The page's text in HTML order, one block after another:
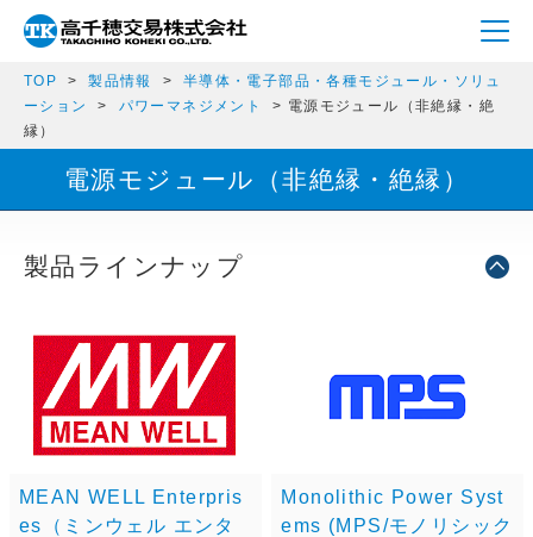
TOP 製品情報
半導体・電子部品・各種モジュール・ソリュ
ーション
パワーマネジメント
電源モジュール（非絶縁・絶
縁）
電源モジュール（非絶縁・絶縁）
製品ラインナップ
MEAN WELL Enterpris
es（ミンウェル エンタ
Monolithic Power Syst
ems (MPS/モノリシック